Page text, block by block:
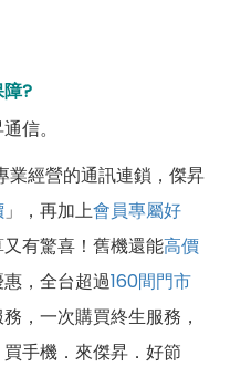
?
信。
經營的通訊連鎖，傑昇
」，再加上會員專屬好
又有驚喜！舊機還能高價
，全台超過160間門市
，一次購買終生服務，
手機．來傑昇．好節